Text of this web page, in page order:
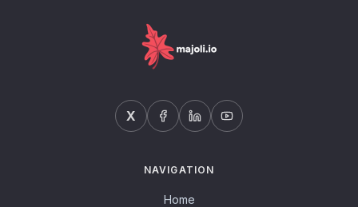
X
NAVIGATION
Home